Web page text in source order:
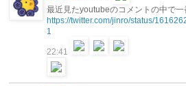
最近見たyoutubeのコメントの中で
https://twitter.com/jinro/status/
1
22:41